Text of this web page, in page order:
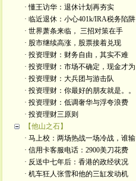
· 懂王访华：退休计划再夯实
· 临近退休：小心401k/IRA税务陷阱
· 世界萧条来临， 三招对策在手
· 股市继续高涨，股票接着兑现
· 投资理财：财务自由，其实不难
· 投资理财：市场不确定，现金才为
· 投资理财：大兵团与游击队
· 投资理财：你最好的朋友就是。。
· 投资理财：低调奢华与浮夸浪费
· 投资理财三原则
【他山之石】
· 马上校：两场热战一场冷战，谁输
· 信用卡客服电话：2900美刀花费
· 反送中七年后：香港的政经状况
· 机车狂人张雪和他的三缸发动机